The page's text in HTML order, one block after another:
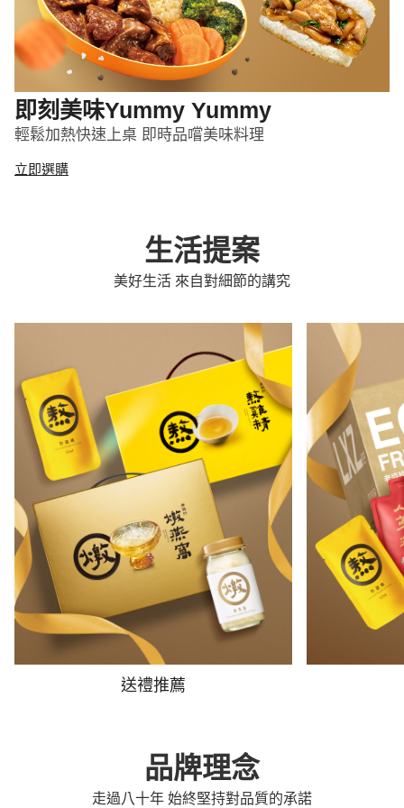
即刻美味Yummy Yummy
輕鬆加熱快速上桌 即時品嚐美味料理
立即選購
生活提案
美好生活 來自對細節的講究
送禮推薦
品牌理念
走過八十年 始終堅持對品質的承諾